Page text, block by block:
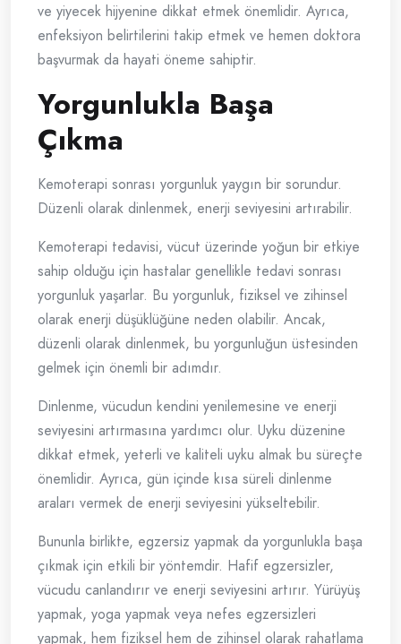
ve yiyecek hijyenine dikkat etmek önemlidir. Ayrıca,
enfeksiyon belirtilerini takip etmek ve hemen doktora
başvurmak da hayati öneme sahiptir.
Yorgunlukla Başa
Çıkma
Kemoterapi sonrası yorgunluk yaygın bir sorundur.
Düzenli olarak dinlenmek, enerji seviyesini artırabilir.
Kemoterapi tedavisi, vücut üzerinde yoğun bir etkiye
sahip olduğu için hastalar genellikle tedavi sonrası
yorgunluk yaşarlar. Bu yorgunluk, fiziksel ve zihinsel
olarak enerji düşüklüğüne neden olabilir. Ancak,
düzenli olarak dinlenmek, bu yorgunluğun üstesinden
gelmek için önemli bir adımdır.
Dinlenme, vücudun kendini yenilemesine ve enerji
seviyesini artırmasına yardımcı olur. Uyku düzenine
dikkat etmek, yeterli ve kaliteli uyku almak bu süreçte
önemlidir. Ayrıca, gün içinde kısa süreli dinlenme
araları vermek de enerji seviyesini yükseltebilir.
Bununla birlikte, egzersiz yapmak da yorgunlukla başa
çıkmak için etkili bir yöntemdir. Hafif egzersizler,
vücudu canlandırır ve enerji seviyesini artırır. Yürüyüş
yapmak, yoga yapmak veya nefes egzersizleri
yapmak, hem fiziksel hem de zihinsel olarak rahatlama